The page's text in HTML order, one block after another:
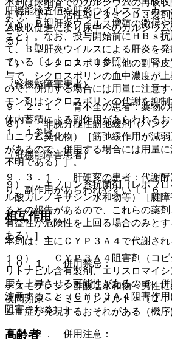
より、また、活性型ビタミンＤ３製
ム吸収促進により尿中へのカルシウ
る）］。
７）． シクロスポリン［他の副腎皮
与で、シクロスポリンの血中濃度が
ので、併用する場合には用量に注意
モン剤はシクロスポリンの代謝を抑
８）． 非脱分極性筋弛緩剤（パンク
ロニウム臭化物）［筋弛緩作用が減
があるので、併用する場合には用量
不明である）］。
９）． キノロン系抗菌剤（レボフロ
ル酸ガレノキサシン水和物等）［腱
るとの報告があるので、これらの薬
有益性が危険性を上回る場合のみと
ある）］。
１０）． ＣＹＰ３Ａ４阻害剤（コビ
リトナビル含有製剤、エリスロマイ
度を上昇させる可能性があるので、
注意すること（ＣＹＰ３Ａ４阻害作
阻害される）］。
高齢者
肝機能検査値や肝炎ウイルスマーカ
など、Ｂ型肝炎ウイルス増殖の徴候
こと）。なお、投与開始前にＨＢｓ
て、Ｂ型肝炎ウイルスによる肝炎を
ている〔１１．１．１参照〕。
（腎機能障害患者）
９．２．１． 腎不全の患者：薬物の
体内蓄積による副作用があらわれる
１．１参照〕。
（肝機能障害患者）
９．３．１． 肝硬変の患者：代謝酵
り、副作用があらわれやすい〔１６
相互作用
本剤は、主にＣＹＰ３Ａ４で代謝され
１０．１． 併用禁忌：
デスモプレシン酢酸塩水和物＜男性
夜間頻尿＞＜ミニリンメルト＞〔２
ム血症が発現するおそれがある（機序
１０．２． 併用注意：